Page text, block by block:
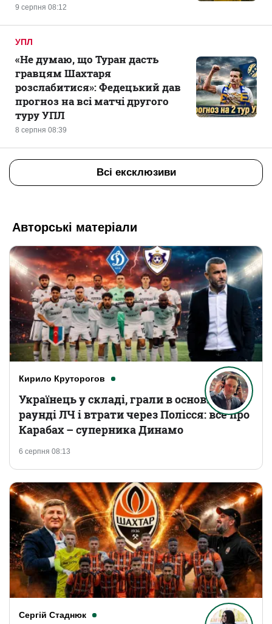
9 серпня 08:12
УПЛ
8 серпня 08:39
«Не думаю, що Туран дасть
гравцям Шахтаря
розслабитися»: Федецький дав
прогноз на всі матчі другого
туру УПЛ
Всі ексклюзиви
Авторські матеріали
Кирило Круторогов
6 серпня 08:13
Українець у складі, грали в основному
раунді ЛЧ і втрати через Полісся: все про
Карабах – суперника Динамо
Сергій Стаднюк